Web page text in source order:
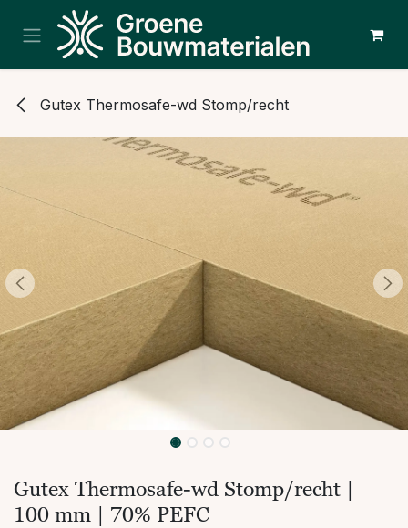
Overslaan naar inhoud
Gutex Thermosafe-wd Stomp/recht
Gutex Thermosafe-wd Stomp/recht |
100 mm | 70% PEFC